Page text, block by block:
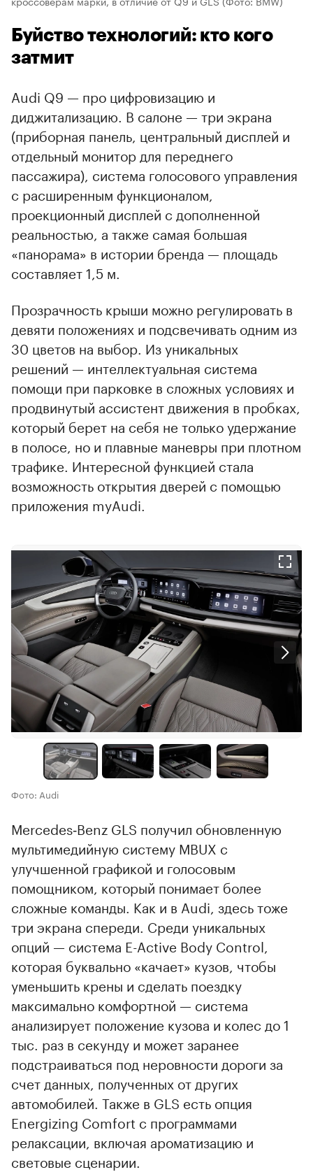
Буйство технологий: кто кого
затмит
Audi Q9 — про цифровизацию и
диджитализацию. В салоне — три экрана
(приборная панель, центральный дисплей и
отдельный монитор для переднего
пассажира), система голосового управления
с расширенным функционалом,
проекционный дисплей с дополненной
реальностью, а также самая большая
«панорама» в истории бренда — площадь
составляет 1,5 м.
Прозрачность крыши можно регулировать в
девяти положениях и подсвечивать одним из
30 цветов на выбор. Из уникальных
решений — интеллектуальная система
помощи при парковке в сложных условиях и
продвинутый ассистент движения в пробках,
который берет на себя не только удержание
в полосе, но и плавные маневры при плотном
трафике. Интересной функцией стала
возможность открытия дверей с помощью
приложения myAudi.
Фото: Audi
Mercedes‑Benz GLS получил обновленную
мультимедийную систему MBUX с
улучшенной графикой и голосовым
помощником, который понимает более
сложные команды. Как и в Audi, здесь тоже
три экрана спереди. Среди уникальных
опций — система E-Active Body Control,
которая буквально «качает» кузов, чтобы
уменьшить крены и сделать поездку
максимально комфортной — система
анализирует положение кузова и колес до 1
тыс. раз в секунду и может заранее
подстраиваться под неровности дороги за
счет данных, полученных от других
автомобилей. Также в GLS есть опция
Energizing Comfort с программами
релаксации, включая ароматизацию и
световые сценарии.